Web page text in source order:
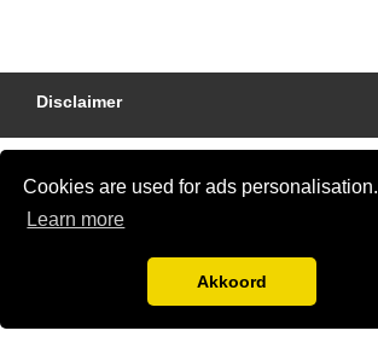
Cookies are used for ads personalisation.
Learn more
Akkoord
Disclaimer